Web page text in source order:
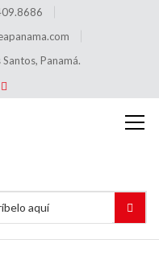
Panamá.